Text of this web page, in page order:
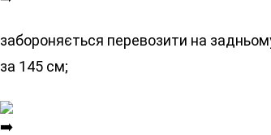
забороняється перевозити на
за 145 см;